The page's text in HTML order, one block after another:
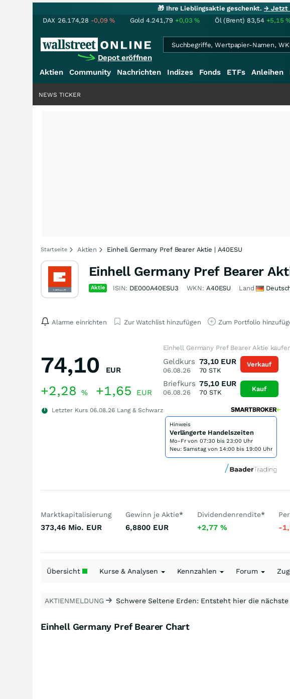
🎁 Ihre Lieblingsaktie geschenkt.→ Jetzt
DAX 26.174,28 -0,09% Gold 4.241,79 +0,03% Öl (Brent) 83,54 +5,15
Depot eröffnen
Aktien Community Nachrichten Indizes Fonds ETFs Anleihen
NEWS TICKER
Startseite Aktien Einhell Germany Pref Bearer Aktie | A40ESU
Einhell Germany Pref Bearer
Aktie ISIN: DE000A40ESU3 WKN: A40ESU Land
Alarme einrichten Zur Watchlist hinzufügen Zum Portfolio
74,10 EUR
+2,28 % +1,65 EUR
Letzter Kurs 06.08.26 Lang & Schwarz
Einhell Germany Pref Bearer Aktie
Geldkurs
06.08.26
73,10 EUR
70 STK
Briefkurs
06.08.26
75,10 EUR
70 STK
Verkauf
Kauf
Hinweis
Verlängerte Handelszeiten
Mo-Fr von 07:30 bis 23:00 Uhr
Neu: Samstag von 14:00 bis 19:00 Uhr
Marktkapitalisierung
373,46 Mio. EUR
Gewinn je Aktie*
6,8800 EUR
Dividendenrendite*
+2,77 % -
Übersicht Kurse & Analysen Kennzahlen Forum
AKTIENMELDUNG Schwere Seltene Erden: Entsteht hier die
Einhell Germany Pref Bearer Chart